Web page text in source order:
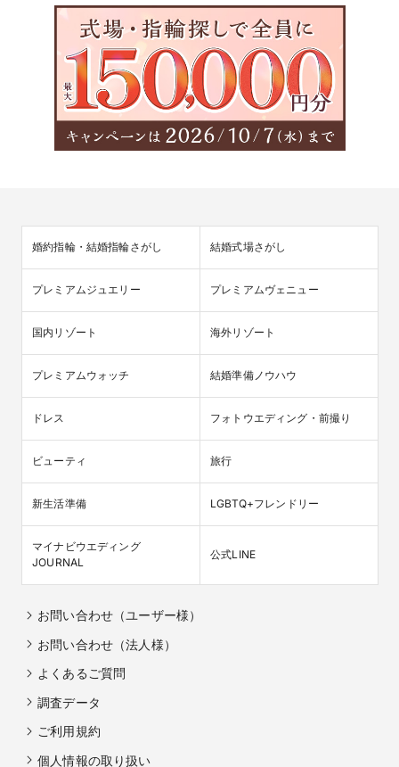
婚約指輪・結婚指輪さがし 結婚式場さがし
プレミアムジュエリー プレミアムヴェニュー
国内リゾート 海外リゾート
プレミアムウォッチ 結婚準備ノウハウ
ドレス フォトウエディング・前撮り
ビューティ 旅行
新生活準備 LGBTQ+フレンドリー
マイナビウエディング
JOURNAL
公式LINE
お問い合わせ（ユーザー様）
お問い合わせ（法人様）
よくあるご質問
調査データ
ご利用規約
個人情報の取り扱い